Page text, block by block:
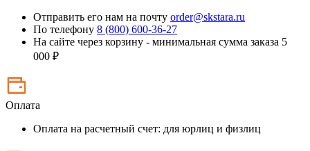
Отправить его нам на почту order@skstara.ru
По телефону 8 (800) 600-36-27
На сайте через корзину - минимальная сумма заказа 5
000 ₽
Оплата
Оплата на расчетный счет: для юрлиц и физлиц